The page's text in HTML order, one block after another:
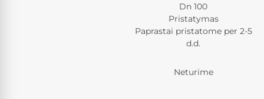
Dn 100
Pristatymas
Paprastai pristatome per 2-5
d.d.
Neturime